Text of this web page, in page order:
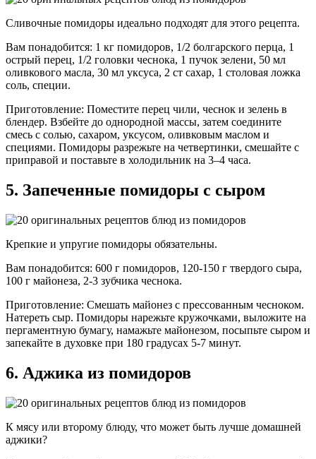
Сливочные помидоры идеально подходят для этого рецепта.
Вам понадобится: 1 кг помидоров, 1/2 болгарского перца, 1
острый перец, 1/2 головки чеснока, 1 пучок зелени, 50 мл
оливкового масла, 30 мл уксуса, 2 ст сахар, 1 столовая ложка
соль, специи.
Приготовление: Поместите перец чили, чеснок и зелень в
блендер. Взбейте до однородной массы, затем соедините
смесь с солью, сахаром, уксусом, оливковым маслом и
специями. Помидоры разрежьте на четвертинки, смешайте с
приправой и поставьте в холодильник на 3–4 часа.
5. Запеченные помидоры с сыром
Крепкие и упругие помидоры обязательны.
Вам понадобится: 600 г помидоров, 120-150 г твердого сыра,
100 г майонеза, 2-3 зубчика чеснока.
Приготовление: Смешать майонез с прессованным чесноком.
Натереть сыр. Помидоры нарежьте кружочками, выложите на
пергаментную бумагу, намажьте майонезом, посыпьте сыром и
запекайте в духовке при 180 градусах 5-7 минут.
6. Аджика из помидоров
К мясу или второму блюду, что может быть лучше домашней
аджики?